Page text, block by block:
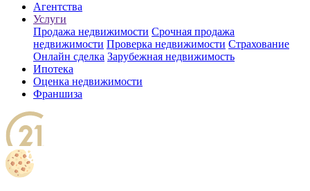
Агентства
Услуги
Продажа недвижимости Срочная продажа
недвижимости Проверка недвижимости Страхование
Онлайн сделка Зарубежная недвижимость
Ипотека
Оценка недвижимости
Франшиза